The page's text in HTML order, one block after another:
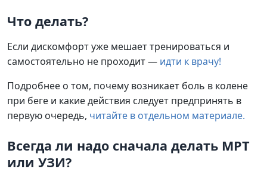
Что делать?
Если дискомфорт уже мешает тренироваться и
самостоятельно не проходит — идти к врачу!
Подробнее о том, почему возникает боль в колене
при беге и какие действия следует предпринять в
первую очередь, читайте в отдельном материале.
Всегда ли надо сначала делать МРТ
или УЗИ?